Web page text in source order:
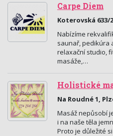
Carpe Diem
Koterovská 633/
Nabízíme
saunař, pedikúra
relaxační studio,
masáže,…
Holistické
Na Roudné 1,
Masáž nepůsobí
i na naše těla
Proto je důležité